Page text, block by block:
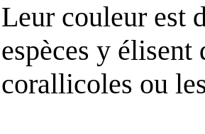
Leur couleur est
espèces y
corallicoles ou